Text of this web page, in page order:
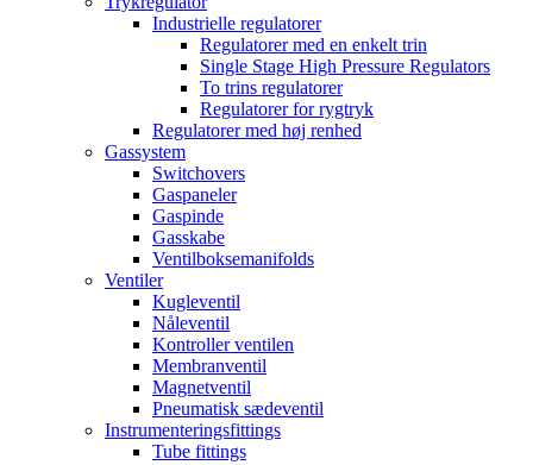
Industrielle regulatorer
Regulatorer med en enkelt trin
Single Stage High Pressure Regulators
To trins regulatorer
Regulatorer for rygtryk
Regulatorer med høj renhed
Gassystem
Switchovers
Gaspaneler
Gaspinde
Gasskabe
Ventilboksemanifolds
Ventiler
Kugleventil
Nåleventil
Kontroller ventilen
Membranventil
Magnetventil
Pneumatisk sædeventil
Instrumenteringsfittings
Tube fittings